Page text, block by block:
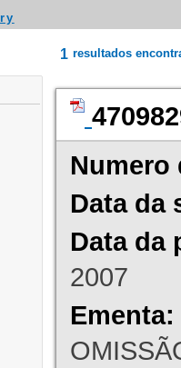
1 resultados
Numero
Data da
Data da
2007
Ementa: